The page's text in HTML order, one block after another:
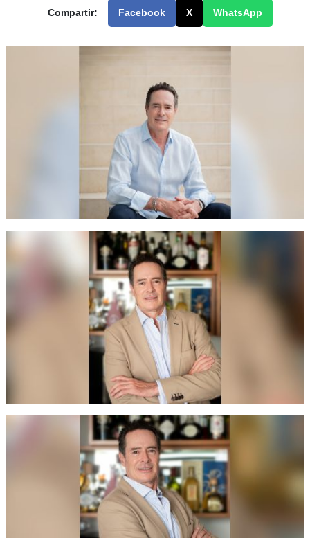
Compartir: Facebook X WhatsApp